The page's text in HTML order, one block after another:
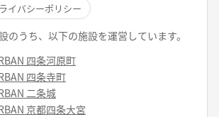
イバシーポリシー
のうち、以下の施設を運営しています。
四条河原町
四条寺町
二条城
京都四条大宮